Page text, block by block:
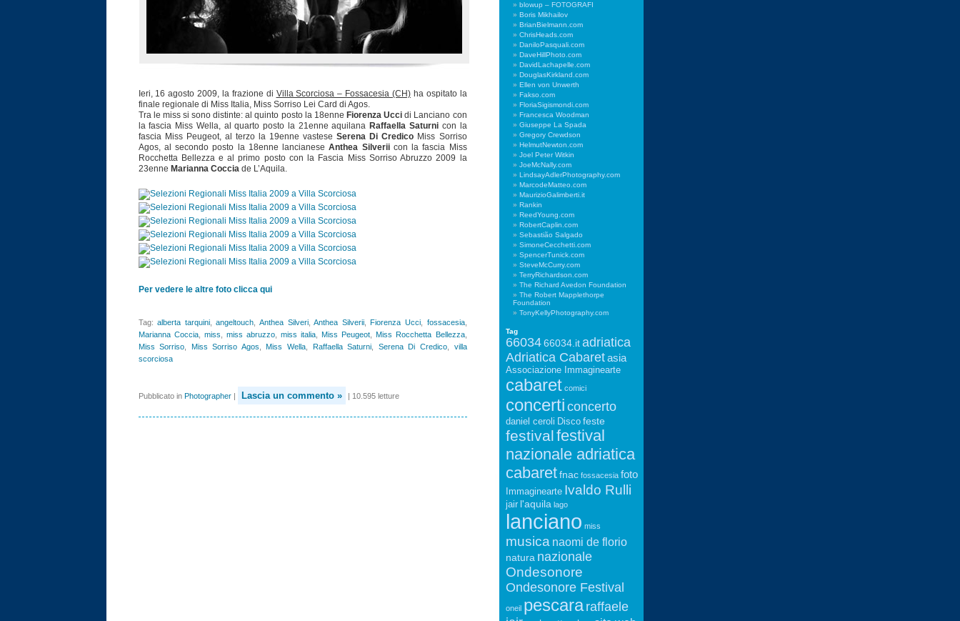
Ieri, 16 agosto 2009, la frazione di Villa Scorciosa – Fossacesia (CH)ha ospitato la
finale regionale di Miss Italia, Miss Sorriso Lei Card di Agos.
Tra le miss si sono distinte: al quinto posto la 18enne Fiorenza Ucci di Lanciano con
la fascia Miss Wella, al quarto posto la 21enne aquilana
Raffaella Saturnicon la
fascia Miss Peugeot, al terzo la 19enne vasteseSerena Di Credico Miss Sorriso
Agos, al secondo posto la 18enne lancianeseAnthea Silverii con la fascia Miss
Rocchetta Bellezza e al primo posto con la Fascia Miss Sorriso Abruzzo 2009 la
23enne Marianna Coccia de L’Aquila.
Per vedere le altre foto clicca qui
Tag:alberta tarquini,angeltouch Anthea Silveri,Anthea Silverii,Fiorenza Ucci, fossacesia,
Marianna Coccia, miss miss abruzzo, miss italia ,Miss Peugeot ,Miss Rocchetta Bellezza,
Miss Sorriso
Miss Sorriso Agos ,Miss Wella Raffaella Saturni Serena Di Credico
villa
scorciosa
Pubblicato in Photographer| Lascia un commento » | 10.595 letture
blowup – FOTOGRAFI
Boris Mikhailov
BrianBielmann.com
ChrisHeads.com
DaniloPasquali.com
DaveHillPhoto.com
DavidLachapelle.com
DouglasKirkland.com
Ellen von Unwerth
Fakso.com
FloriaSigismondi.com
Francesca Woodman
Giuseppe La Spada
Gregory Crewdson
HelmutNewton.com
Joel Peter Witkin
JoeMcNally.com
LindsayAdlerPhotography.com
MarcodeMatteo.com
MaurizioGalimberti.it
Rankin
ReedYoung.com
RobertCaplin.com
Sebastião Salgado
SimoneCecchetti.com
SpencerTunick.com
SteveMcCurry.com
TerryRichardson.com
The Richard Avedon Foundation
The Robert Mapplethorpe
Foundation
TonyKellyPhotography.com
Tag
66034 66034.it adriatica
Adriatica Cabaret asia
Associazione Immaginearte
cabaret comici
concerti concerto
daniel ceroli Disco feste
festivalfestival
nazionale adriatica
cabaret fnac fossacesia foto
Immaginearte Ivaldo Rulli
jair l'aquila lago
lanciano miss
musica naomi de florio
natura nazionale
Ondesonore
Ondesonore Festival
oneil pescara raffaele